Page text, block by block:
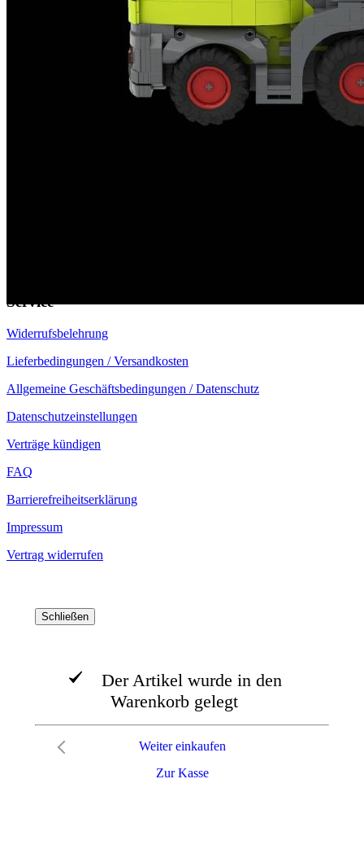
Zahlungsmöglichkeiten
Service
Widerrufsbelehrung
Lieferbedingungen / Versandkosten
Allgemeine Geschäftsbedingungen / Datenschutz
Datenschutzeinstellungen
Verträge kündigen
FAQ
Barrierefreiheitserklärung
Impressum
Vertrag widerrufen
Schließen
Der Artikel wurde in den
Warenkorb gelegt
Zur Kasse
Weiter einkaufen